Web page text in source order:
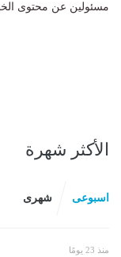
مسئولين عن محتوى
الأكثر شهرة
اسبوعى شهرى
منذ 23 يومًا